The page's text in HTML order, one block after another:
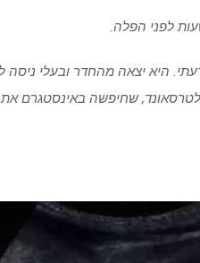
לפני הפלה.
היא יצאה מהחדר ובעלי ניסה